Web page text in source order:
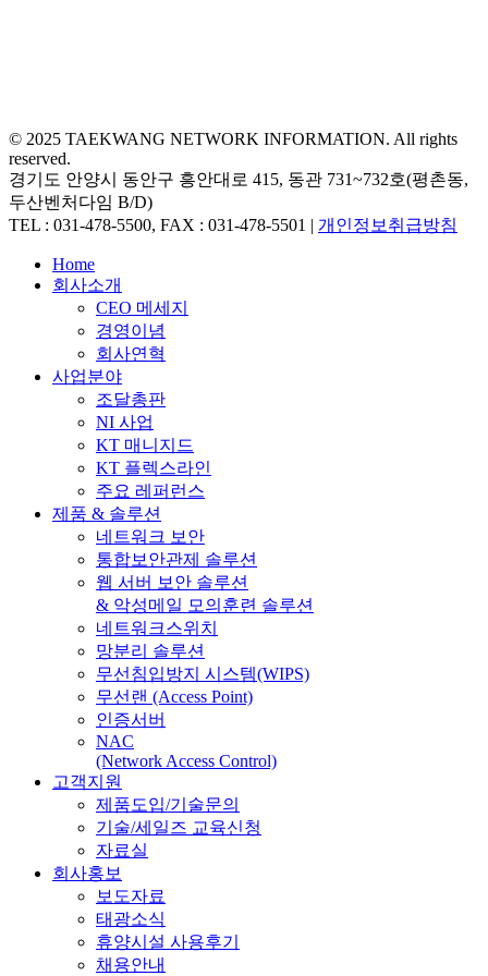
© 2025 TAEKWANG NETWORK INFORMATION. All rights
reserved.
경기도 안양시 동안구 흥안대로 415, 동관 731~732호(평촌동,
두산벤처다임 B/D)
TEL : 031-478-5500, FAX : 031-478-5501 | 개인정보취급방침
Close
Menu
Home
회사소개
CEO 메세지
경영이념
회사연혁
사업분야
조달총판
NI 사업
KT 매니지드
KT 플렉스라인
주요 레퍼런스
제품 & 솔루션
네트워크 보안
통합보안관제 솔루션
웹 서버 보안 솔루션
& 악성메일 모의훈련 솔루션
네트워크스위치
망분리 솔루션
무선침입방지 시스템(WIPS)
무선랜 (Access Point)
인증서버
NAC
(Network Access Control)
고객지원
제품도입/기술문의
기술/세일즈 교육신청
자료실
회사홍보
보도자료
태광소식
휴양시설 사용후기
채용안내